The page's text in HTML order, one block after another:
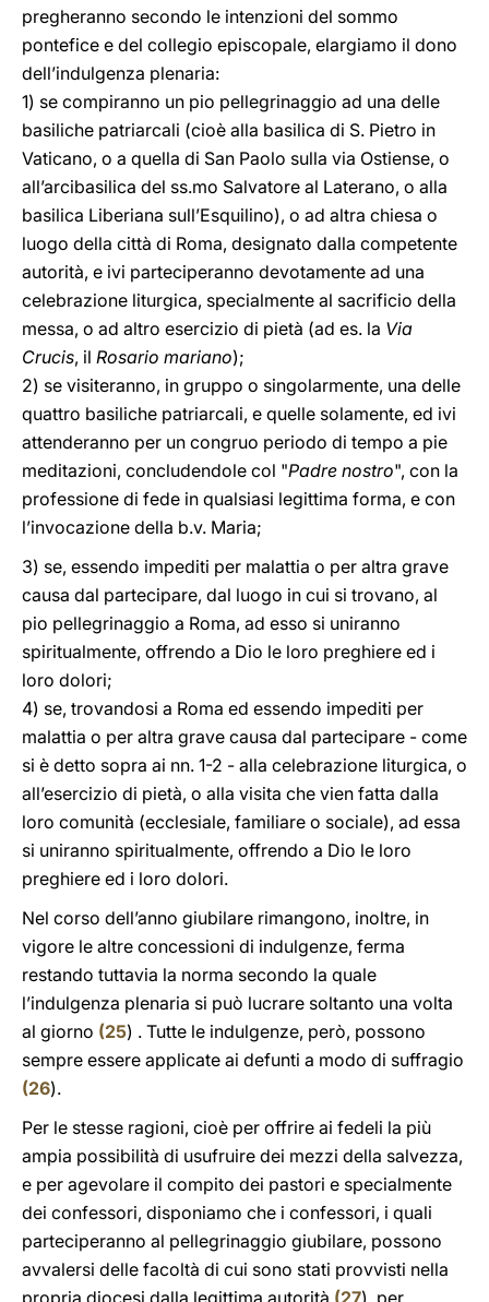
pregheranno secondo le intenzioni del sommo
pontefice e del collegio episcopale, elargiamo il dono
dell’indulgenza plenaria:
1) se compiranno un pio pellegrinaggio ad una delle
basiliche patriarcali (cioè alla basilica di S. Pietro in
Vaticano, o a quella di San Paolo sulla via Ostiense, o
all’arcibasilica del ss.mo Salvatore al Laterano, o alla
basilica Liberiana sull’Esquilino), o ad altra chiesa o
luogo della città di Roma, designato dalla competente
autorità, e ivi parteciperanno devotamente ad una
celebrazione liturgica, specialmente al sacrificio della
messa, o ad altro esercizio di pietà (ad es. la Via
Crucis, il Rosario mariano);
2) se visiteranno, in gruppo o singolarmente, una delle
quattro basiliche patriarcali, e quelle solamente, ed ivi
attenderanno per un congruo periodo di tempo a pie
meditazioni, concludendole col "Padre nostro", con la
professione di fede in qualsiasi legittima forma, e con
l’invocazione della b.v. Maria;
3) se, essendo impediti per malattia o per altra grave
causa dal partecipare, dal luogo in cui si trovano, al
pio pellegrinaggio a Roma, ad esso si uniranno
spiritualmente, offrendo a Dio le loro preghiere ed i
loro dolori;
4) se, trovandosi a Roma ed essendo impediti per
malattia o per altra grave causa dal partecipare - come
si è detto sopra ai nn. 1-2 - alla celebrazione liturgica, o
all’esercizio di pietà, o alla visita che vien fatta dalla
loro comunità (ecclesiale, familiare o sociale), ad essa
si uniranno spiritualmente, offrendo a Dio le loro
preghiere ed i loro dolori.
Nel corso dell’anno giubilare rimangono, inoltre, in
vigore le altre concessioni di indulgenze, ferma
restando tuttavia la norma secondo la quale
l’indulgenza plenaria si può lucrare soltanto una volta
al giorno (25) . Tutte le indulgenze, però, possono
sempre essere applicate ai defunti a modo di suffragio
(26).
Per le stesse ragioni, cioè per offrire ai fedeli la più
ampia possibilità di usufruire dei mezzi della salvezza,
e per agevolare il compito dei pastori e specialmente
dei confessori, disponiamo che i confessori, i quali
parteciperanno al pellegrinaggio giubilare, possono
avvalersi delle facoltà di cui sono stati provvisti nella
propria diocesi dalla legittima autorità (27), per